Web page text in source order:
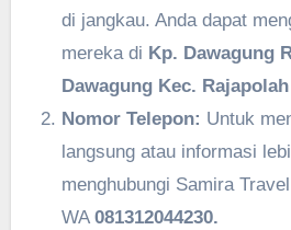
di jangkau. Anda dapat
mereka di Kp. Dawagung
Dawagung Kec.
Nomor Telepon: Untuk
langsung atau informasi
menghubungi Samira
WA 081312044230.